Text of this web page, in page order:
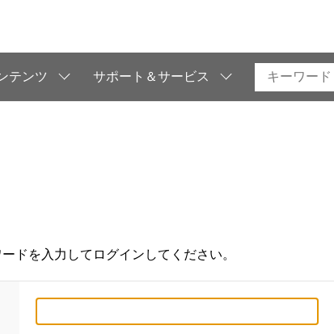
テンツ サポート＆サービス
ドを入力してログインしてください。